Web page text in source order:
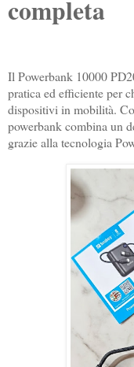
completa
Il Powerbank 10000
pratica ed efficiente per
dispositivi in mobilità.
powerbank combina un
grazie alla tecnologia